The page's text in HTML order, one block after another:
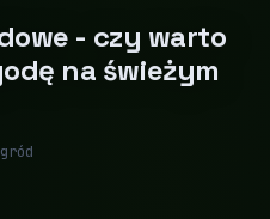
- czy warto
na świeżym